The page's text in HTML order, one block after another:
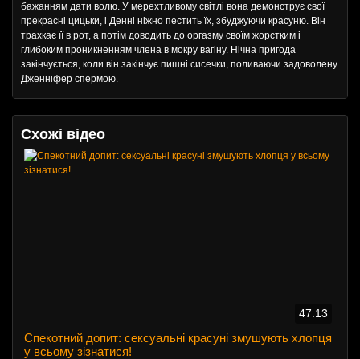
бажанням дати волю. У мерехтливому світлі вона демонструє свої
прекрасні цицьки, і Денні ніжно пестить їх, збуджуючи красуню. Він
трахкає її в рот, а потім доводить до оргазму своїм жорстким і
глибоким проникненням члена в мокру вагіну. Нічна пригода
закінчується, коли він закінчує пишні сисечки, поливаючи задоволену
Дженніфер спермою.
Схожі відео
47:13
Спекотний допит: сексуальні красуні змушують хлопця
у всьому зізнатися!